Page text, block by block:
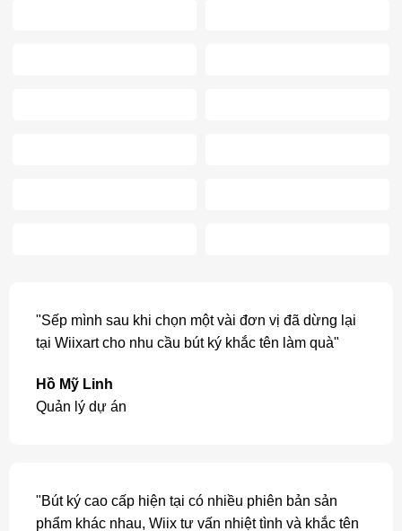
"Sếp mình sau khi chọn một vài đơn vị đã dừng lại
tại Wiixart cho nhu cầu bút ký khắc tên làm quà"
Hồ Mỹ Linh
Quản lý dự án
"Bút ký cao cấp hiện tại có nhiều phiên bản sản
phẩm khác nhau, Wiix tư vấn nhiệt tình và khắc tên